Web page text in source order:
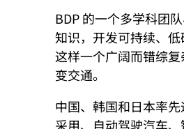
BDP 的一个多学科团
知识，开发可持续、
这样一个广阔而错综
变交通。
中国、韩国和日本率